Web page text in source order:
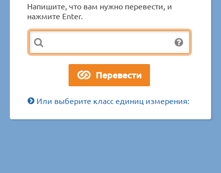
Напишите, что вам нужно перевести, и
нажмите Enter.
Или выберите класс единиц измерения: